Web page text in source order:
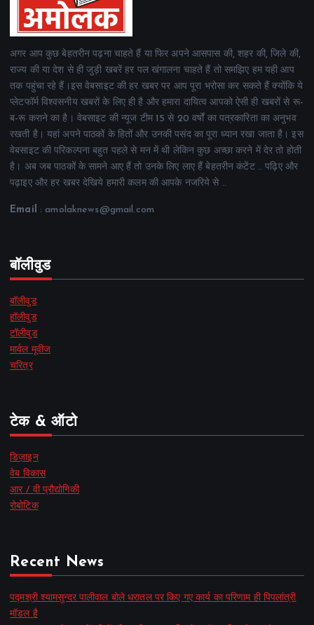
अगर आप कुछ बेहतरीन पढ़ना चाहते हैं या फिर अपने आसपास की, शहर की, जिले की,
राज्य की या देश से ही जुड़ी खबरें हर पल खंगालना चाहते हैं तो समझिए हम यही आप
तक पहुंचा रहे हैं।इस वेबसाइट की हर खबर पर आप पूरा भरोसा कर सकते हैं क्योंकि ये
प्लेटफॉर्म विश्वसनीय खबरों के लिए ही है और हमारा दायित्व आपको ऐसी ही खबरों से रू-
ब-रू कराने का है। वेबसाइट की न्यूज टीम 15 से 20 वर्षों का पत्रकारिता का अनुभव
रखती है। यहां अपने पाठकों के हितों और उनकी पसंद का पूरा ध्यान रखा जाता है। इस
वेबसाइट की परिकल्पना बहुत पहले से मन में थी लेकिन कुछ अच्छा करने में देर तो होती
है। अब जब पाठकों के सामने आए हैं तो उनके लिए लाए हैं बेहतरीन कंटेंट .. पढ़िए और
पढ़ाइए और हर खबर देखिये हमारी कलम की आपके नजरिये से ..
Email : amolaknews@gmail.com
बॉलीवुड
बॉलीवुड
हॉलीवुड
टॉलीवुड
मार्वल मूवीज
चरित्र
टेक & ऑटो
डिज़ाइन
वेब विकास
आर / वी प्रौद्योगिकी
रोबोटिक
Recent News
पद्मश्री श्यामसुन्दर पालीवाल बोले धरातल पर किए गए कार्य का परिणाम ही पिपलांत्री
मॉडल है